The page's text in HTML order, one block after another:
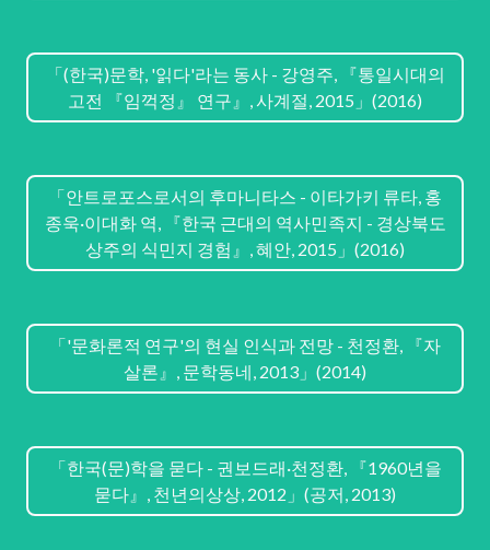
「(한국)문학, '읽다'라는 동사 - 강영주, 『통일시대의
고전 『임꺽정』 연구』, 사계절, 2015」(2016)
「안트로포스로서의 후마니타스 - 이타가키 류타, 홍
종욱·이대화 역, 『한국 근대의 역사민족지 - 경상북도
상주의 식민지 경험』, 혜안, 2015」(2016)
「'문화론적 연구'의 현실 인식과 전망 - 천정환, 『자
살론』, 문학동네, 2013」(2014)
「한국(문)학을 묻다 - 권보드래·천정환, 『1960년을
묻다』, 천년의상상, 2012」(공저, 2013)